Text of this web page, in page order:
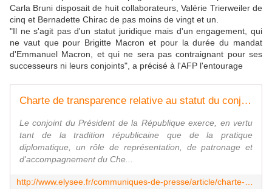
Carla Bruni disposait de huit collaborateurs, Valérie Trierweiler de
cinq et Bernadette Chirac de pas moins de vingt et un.
"Il ne s'agit pas d'un statut juridique mais d'un engagement, qui
ne vaut que pour Brigitte Macron et pour la durée du mandat
d'Emmanuel Macron, et qui ne sera pas contraignant pour ses
successeurs ni leurs conjoints", a précisé à l'AFP l'entourage
Charte de transparence relative au statut du conjoint du Chef de l'Etat
Le conjoint du Président de la République exerce, en vertu
tant de la tradition républicaine que de la pratique
diplomatique, un rôle de représentation, de patronage et
d'accompagnement du Che...